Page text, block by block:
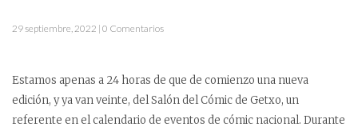
29 septiembre, 2022 | 0 Comentarios
Estamos apenas a 24 horas de que de comienzo una nueva
edición, y ya van veinte, del Salón del Cómic de Getxo, un
referente en el calendario de eventos de cómic nacional. Durante